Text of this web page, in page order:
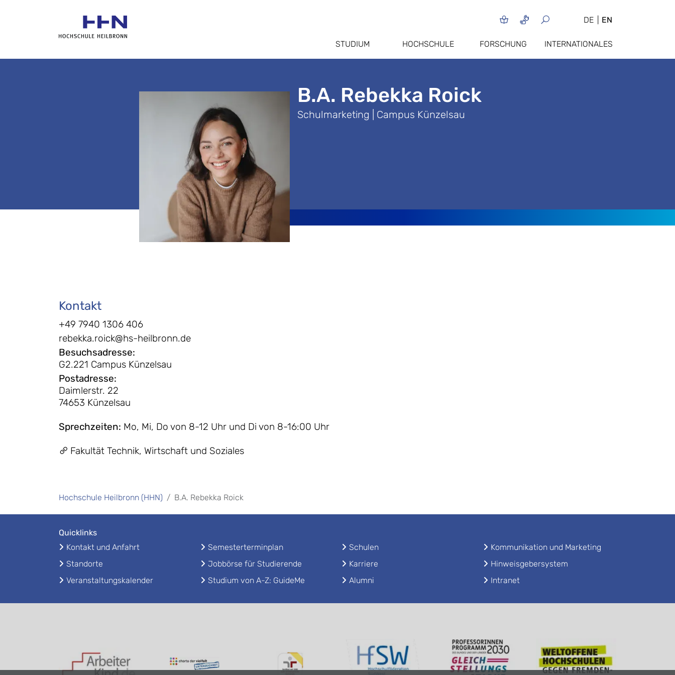
DE EN
STUDIUM HOCHSCHULE FORSCHUNG INTERNATIONALES
B.A. Rebekka Roick
Schulmarketing | Campus Künzelsau
Kontakt
+49 7940 1306 406
rebekka.roick@hs-heilbronn.de
Besuchsadresse:
G2.221 Campus Künzelsau
Postadresse:
Daimlerstr. 22
74653 Künzelsau
Sprechzeiten: Mo, Mi, Do von 8-12 Uhr und Di von 8-16:00 Uhr
Fakultät Technik, Wirtschaft und Soziales
Hochschule Heilbronn (HHN) B.A. Rebekka Roick
Quicklinks
Kontakt und Anfahrt
Standorte
Veranstaltungskalender
Semesterterminplan
Jobbörse für Studierende
Studium von A-Z: GuideMe
Schulen
Karriere
Alumni
Kommunikation und Marketing
Hinweisgebersystem
Intranet